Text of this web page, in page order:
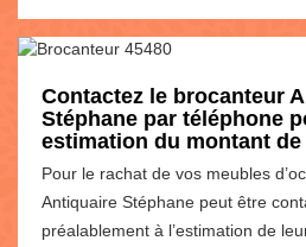
Contactez le brocanteur
Stéphane par téléphone
estimation du montant
Pour le rachat de vos meubles
Antiquaire Stéphane peut être
préalablement à l’estimation de